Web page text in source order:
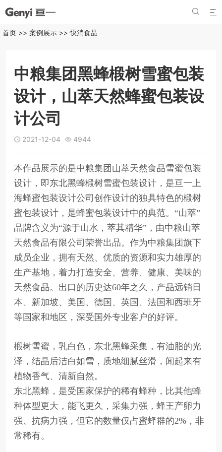


首页 >> 案例展示 >>快消食品
中粮集团黑蜂椴树雪蜜包装
设计，山萃天然蜂蜜包装设
计公司
 2021-12-04  4944
本作品展示的是中粮集团山萃天然食品雪蜜包装
设计，即东北黑蜂椴树雪蜜包装设计，是亘一上
海蜂蜜包装设计公司创作设计的独具特色的椴树
蜜包装设计，是蜂蜜包装设计中的典范。“山萃”
品牌含义为“源于山水，萃其精华”，由中粮山萃
天然食品有限公司荣誉出品。作为中粮集团旗下
成员企业，拥有天然、优质的资源和实力雄厚的
生产基地，着力打造安全、营养、健康、美味的
天然食品。出口的历史达60年之久，产品远销日
本、新加坡、美国、德国、英国、法国和西班牙
等国家和地区，深受国外专业客户的好评。
椴树雪蜜，乳白色，东北黑蜂采集，有油脂的光
泽，结晶后洁白如雪，质地细腻丝滑，闻起来有
植物香气、清新自然。
东北黑蜂，是受国家保护的稀有蜂种，比其他蜂
种体型更大，能飞更久，采集力强，蜂王产卵力
强、抗病力强，但它的数量仅占蜜蜂群的2%，非
常稀有。